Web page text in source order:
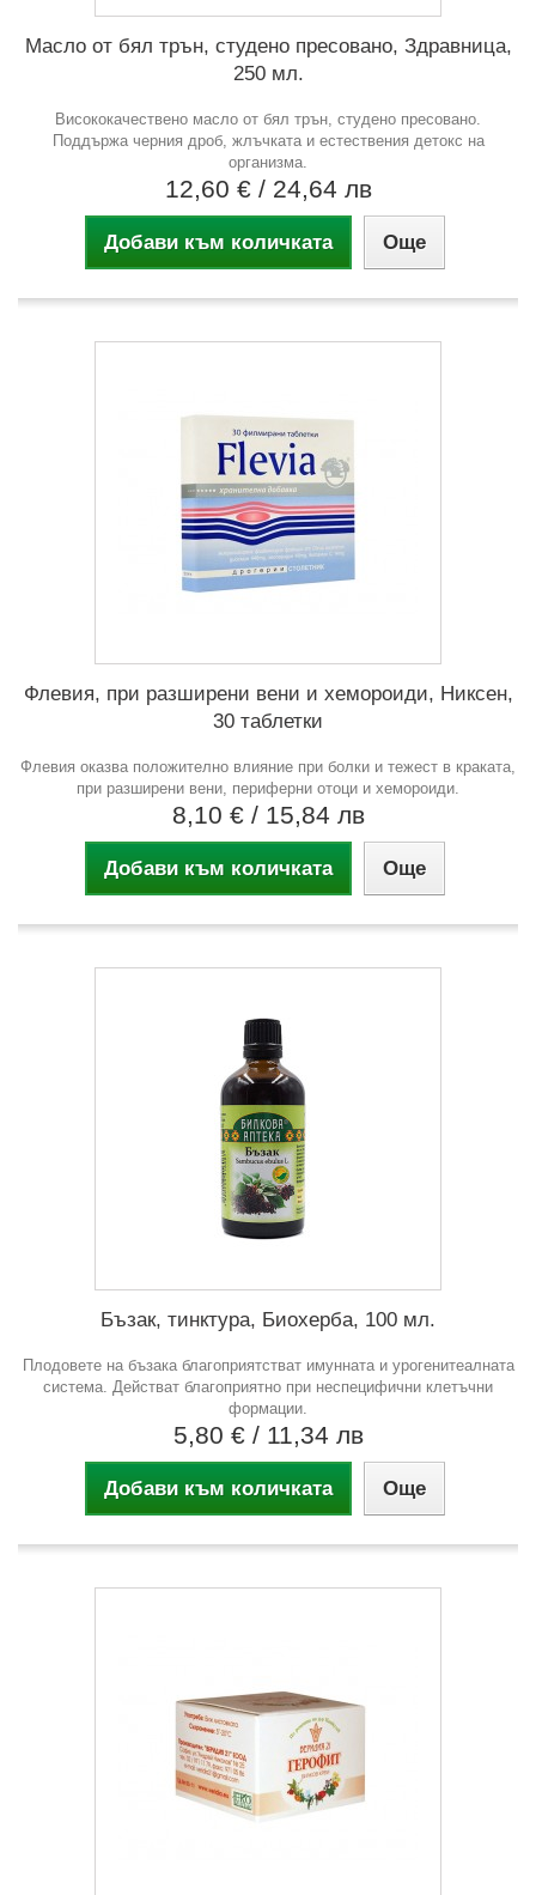
Масло от бял трън, студено пресовано, Здравница,
250 мл.
Висококачествено масло от бял трън, студено пресовано.
Поддържа черния дроб, жлъчката и естествения детокс на
организма.
12,60 € / 24,64 лв
Добави към количката Още
Флевия, при разширени вени и хемороиди, Никсен,
30 таблетки
Флевия оказва положително влияние при болки и тежест в краката,
при разширени вени, периферни отоци и хемороиди.
8,10 € / 15,84 лв
Добави към количката Още
Бъзак, тинктура, Биохерба, 100 мл.
Плодовете на бъзака благоприятстват имунната и урогенитеалната
система. Действат благоприятно при неспецифични клетъчни
формации.
5,80 € / 11,34 лв
Добави към количката Още